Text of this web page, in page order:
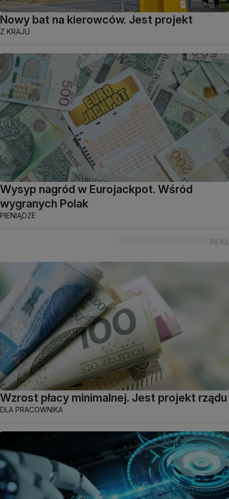
Nowy bat na kierowców. Jest projekt
Z KRAJU
Wysyp nagród w Eurojackpot. Wśród
wygranych Polak
PIENIĄDZE
Wzrost płacy minimalnej. Jest projekt rządu
DLA PRACOWNIKA